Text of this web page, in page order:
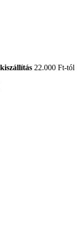
22.000 Ft-tól